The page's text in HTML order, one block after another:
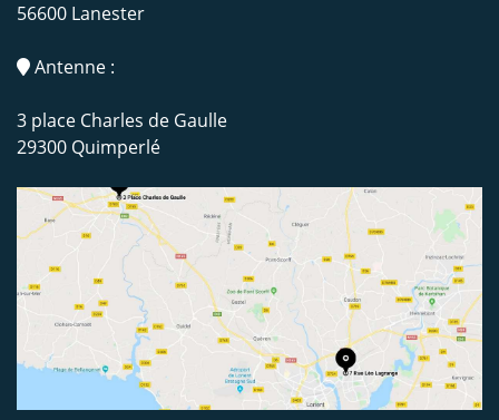
56600 Lanester
Antenne :
3 place Charles de Gaulle
29300 Quimperlé